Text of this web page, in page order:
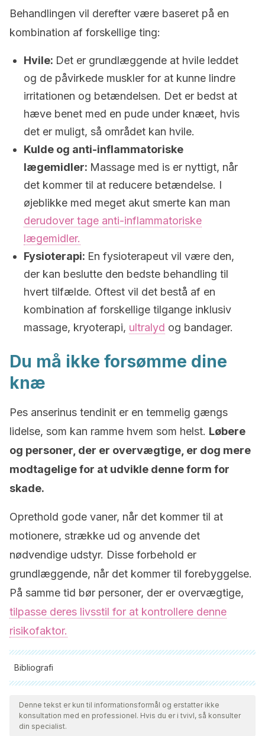
Behandlingen vil derefter være baseret på en
kombination af forskellige ting:
Hvile: Det er grundlæggende at hvile leddet
og de påvirkede muskler for at kunne lindre
irritationen og betændelsen. Det er bedst at
hæve benet med en pude under knæet, hvis
det er muligt, så området kan hvile.
Kulde og anti-inflammatoriske
lægemidler: Massage med is er nyttigt, når
det kommer til at reducere betændelse. I
øjeblikke med meget akut smerte kan man
derudover tage anti-inflammatoriske
lægemidler.
Fysioterapi: En fysioterapeut vil være den,
der kan beslutte den bedste behandling til
hvert tilfælde. Oftest vil det bestå af en
kombination af forskellige tilgange inklusiv
massage, kryoterapi, ultralyd og bandager.
Du må ikke forsømme dine
knæ
Pes anserinus tendinit er en temmelig gængs
lidelse, som kan ramme hvem som helst. Løbere
og personer, der er overvægtige, er dog mere
modtagelige for at udvikle denne form for
skade.
Oprethold gode vaner, når det kommer til at
motionere, strække ud og anvende det
nødvendige udstyr. Disse forbehold er
grundlæggende, når det kommer til forebyggelse.
På samme tid bør personer, der er overvægtige,
tilpasse deres livsstil for at kontrollere denne
risikofaktor.
Bibliografi
Alle citerede kilder blev grundigt gennemgået af vores team
for at sikre deres kvalitet, pålidelighed, aktualitet og validitet.
Bibliografien i denne artikel blev betragtet som pålidelig og af
Denne tekst er kun til informationsformål og erstatter ikke
konsultation med en professionel. Hvis du er i tvivl, så konsulter
din specialist.